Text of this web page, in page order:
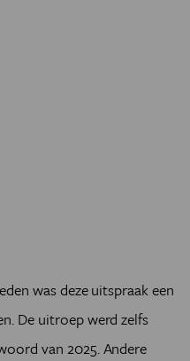
was deze uitspraak een
De uitroep werd zelfs
van 2025. Andere